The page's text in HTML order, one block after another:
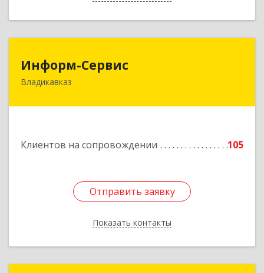
Информ-Сервис
Владикавказ
Клиентов на сопровождении 105
Отправить заявку
Показать контакты
362020, Северная Осетия - Алания Респ,
Отправить заявку
Назад